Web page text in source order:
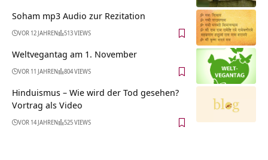
Soham mp3 Audio zur Rezitation
VOR 12 JAHREN 513 VIEWS
Weltvegantag am 1. November
VOR 11 JAHREN 804 VIEWS
Hinduismus – Wie wird der Tod gesehen?
Vortrag als Video
VOR 14 JAHREN 525 VIEWS